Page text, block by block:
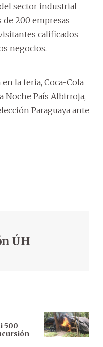
sector industrial
de 200 empresas
calificados
negocios.
la feria, Coca-Cola
Noche País Albirroja,
Paraguaya ante
ÚH
500